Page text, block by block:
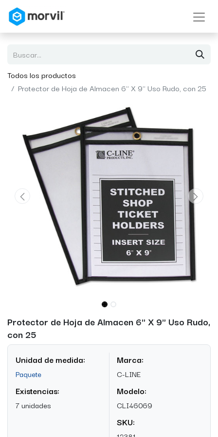
Todos los productos
Protector de Hoja de Almacen 6" X 9" Uso Rudo, con 25
Protector de Hoja de Almacen 6" X 9" Uso Rudo,
con 25
Unidad de medida:
Paquete
Existencias:
7 unidades
Marca:
C-LINE
Modelo:
CLI46069
SKU: